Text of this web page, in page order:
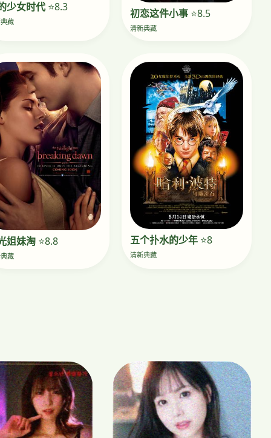
少女时代⭐8.3
藏
初恋这件小事⭐8.5
清新典藏
姐妹淘 ⭐8.8
藏
五个扑水的少年⭐8
清新典藏